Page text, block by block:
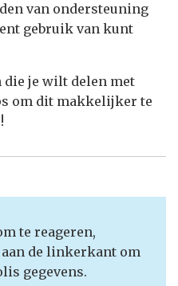
van ondersteuning
gebruik van kunt
die je wilt delen met
om dit makkelijker te
te reageren,
de linkerkant om
gegevens.